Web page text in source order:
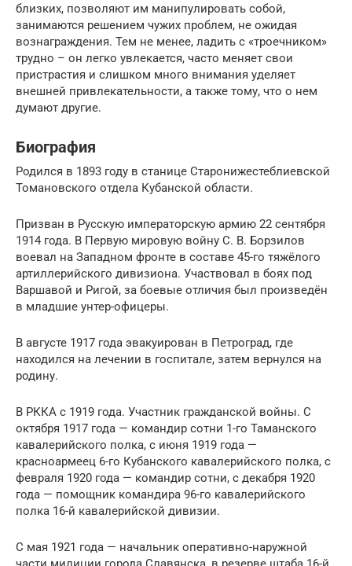
близких, позволяют им манипулировать собой,
занимаются решением чужих проблем, не ожидая
вознаграждения. Тем не менее, ладить с «троечником»
трудно – он легко увлекается, часто меняет свои
пристрастия и слишком много внимания уделяет
внешней привлекательности, а также тому, что о нем
думают другие.
Биография
Родился в 1893 году в станице Старонижестеблиевской
Томановского отдела Кубанской области.
Призван в Русскую императорскую армию 22 сентября
1914 года. В Первую мировую войну С. В. Борзилов
воевал на Западном фронте в составе 45-го тяжёлого
артиллерийского дивизиона. Участвовал в боях под
Варшавой и Ригой, за боевые отличия был произведён
в младшие унтер-офицеры.
В августе 1917 года эвакуирован в Петроград, где
находился на лечении в госпитале, затем вернулся на
родину.
В РККА с 1919 года. Участник гражданской войны. С
октября 1917 года — командир сотни 1-го Таманского
кавалерийского полка, с июня 1919 года —
красноармеец 6-го Кубанского кавалерийского полка, с
февраля 1920 года — командир сотни, с декабря 1920
года — помощник командира 96-го кавалерийского
полка 16-й кавалерийской дивизии.
С мая 1921 года — начальник оперативно-наружной